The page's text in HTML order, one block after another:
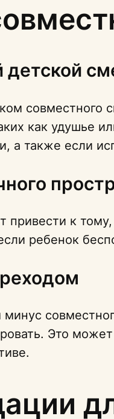
детской
совместного
как удушье
а также если
к тому,
ребенок
Это